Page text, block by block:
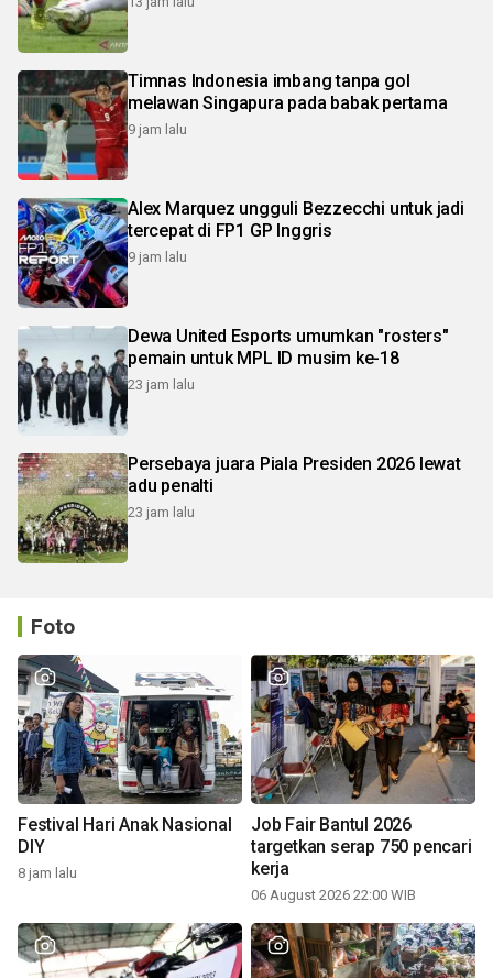
Timnas Indonesia imbang tanpa gol
melawan Singapura pada babak pertama
9 jam lalu
Alex Marquez ungguli Bezzecchi untuk jadi
tercepat di FP1 GP Inggris
9 jam lalu
Dewa United Esports umumkan "rosters"
pemain untuk MPL ID musim ke-18
23 jam lalu
Persebaya juara Piala Presiden 2026 lewat
adu penalti
23 jam lalu
Foto
Festival Hari Anak Nasional
DIY
8 jam lalu
Job Fair Bantul 2026
targetkan serap 750 pencari
kerja
06 August 2026 22:00 WIB